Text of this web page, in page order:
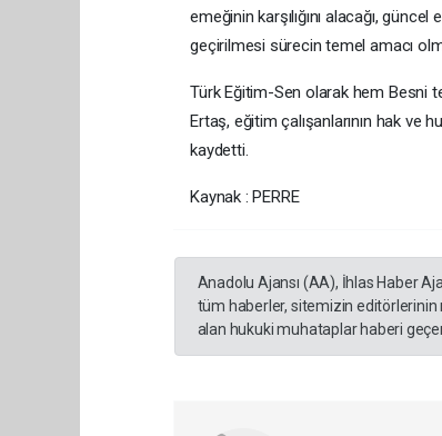
emeğinin karşılığını alacağı,
geçirilmesi sürecin temel amacı
Türk Eğitim-Sen olarak hem Besni
Ertaş, eğitim çalışanlarının hak ve
kaydetti.
Kaynak : PERRE
Anadolu Ajansı (AA), İhlas Haber
tüm haberler, sitemizin editörlerinin
alan hukuki muhataplar haberi